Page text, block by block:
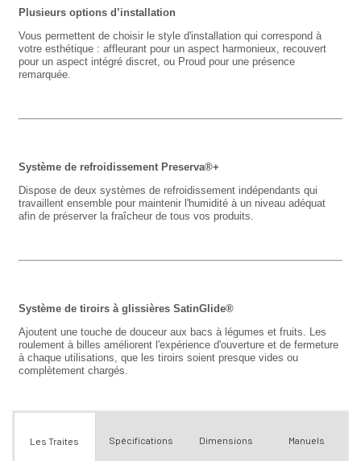
Les Traites Spécifications Dimensions Manuels